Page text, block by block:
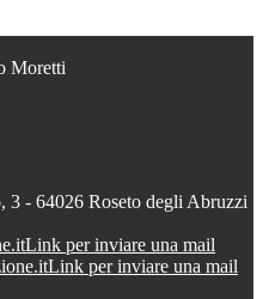
Moretti
3 - 64026 Roseto degli Abruzzi
Link per inviare una mail
Link per inviare una mail